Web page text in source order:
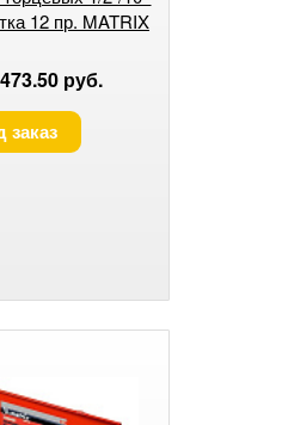
12 пр. MATRIX
руб.
заказ